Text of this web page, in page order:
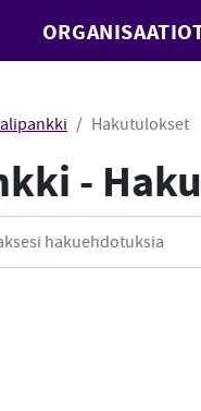
Hakutulokset
-